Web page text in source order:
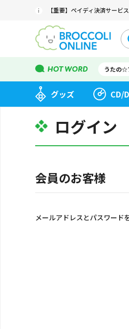
【重要】ペイディ決済サービ
うたの☆
グッズ CD/
ログイン
会員のお客様
メールアドレスとパスワード